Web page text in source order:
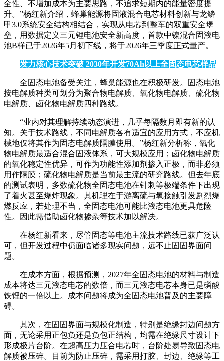
全性、不增加成本为主要思路，不追求短期内的能量密度提
升。”杨红新介绍，蜂巢能源将固液混合电芯材料创新与龙鳞
甲3.0系统安全结构相结合，实现从电芯到整车的双重安全堡
垒，用数据定义三元锂电池安全新高度， 首款中镍混合固液电
池B样已于2026年5月初下线，将于2026年三季度正式量产。
发力核心技术突破 2030年开发70Ah以上全固态电芯样品
全固态电池备受关注，蜂巢能源也在积极研发。固态电池
按电解质种类可划分为聚合物电解质、氧化物电解质、硫化物
电解质、卤化物电解质四种路线。
“业内对其理解持续动态演进，几乎每隔数月即有新的认
知。关于技术路线，不同电解质各有适宜的应用方式，不应机
械地仅将其作为固态电解质隔膜使用。”杨红新分析称，氧化
物电解质最适合混合固液体系，可大规模应用；卤化物电解质
的氧化稳定性优异，可作为功能性添加剂掺入正极，而非必须
用作隔膜；硫化物电解质是当前最主流的研究路线。但去年底
的测试表明，多数硫化物全固态电池在针刺等极端条件下出现
了着火甚至爆炸现象。其机理在于游离硫与氧接触引发剧烈爆
燃反应，若处理不当，全固态电池可能比液态电池更具危险
性。因此需借助卤化物掺杂等技术加以解决。
在杨红新看来，尽管固态等电池主流技术路线已获广泛认
可，但开发过程中仍面临诸多现实问题，远不止固固界面问
题。
在成本方面，根据预测，2027年全固态电池的材料与制造
成本将达三元液态电芯的数倍，而三元液态电芯本身已是磷酸
铁锂的一倍以上。成本问题将成为全固态电池普及的主要障
碍。
其次，在固固界面与规模化制造，特别是绝缘封边问题方
面，无论采用正包负还是负包正结构，均需在绝缘尺寸设计下
形成极片台阶。在超高压力压合电芯时，台阶处易导致固态电
解质被压碎。目前为防止压碎，需采用打胶、封边、绝缘等工